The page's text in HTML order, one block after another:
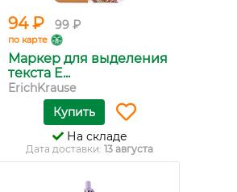
94 ₽ 99 ₽
по карте
Маркер для выделения
текста E...
ErichKrause
Купить
На складе
Дата доставки: 13 августа